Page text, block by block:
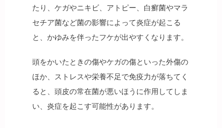
たり、ケガやニキビ、アトピー、白癬菌やマラ
セチア菌など菌の影響によって炎症が起こる
と、かゆみを伴ったフケが出やすくなります。
頭をかいたときの傷やケガの傷といった外傷の
ほか、ストレスや栄養不足で免疫力が落ちてく
ると、頭皮の常在菌が悪いほうに作用してしま
い、炎症を起こす可能性があります。